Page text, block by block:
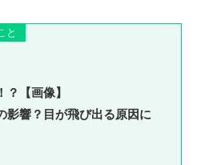
と
【画像】
影響？目が飛び出る原因に